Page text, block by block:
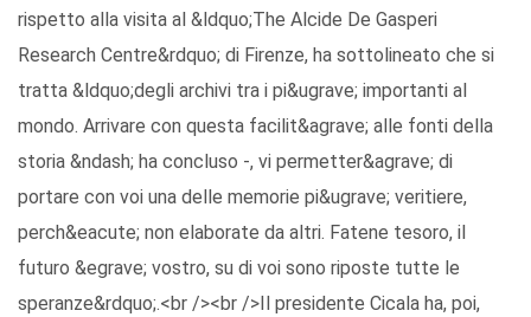
rispetto alla visita al &ldquo;The Alcide De Gasperi
Research Centre&rdquo; di Firenze, ha sottolineato che si
tratta &ldquo;degli archivi tra i pi&ugrave; importanti al
mondo. Arrivare con questa facilit&agrave; alle fonti della
storia &ndash; ha concluso -, vi permetter&agrave; di
portare con voi una delle memorie pi&ugrave; veritiere,
perch&eacute; non elaborate da altri. Fatene tesoro, il
futuro &egrave; vostro, su di voi sono riposte tutte le
speranze&rdquo;.<br /><br />Il presidente Cicala ha, poi,